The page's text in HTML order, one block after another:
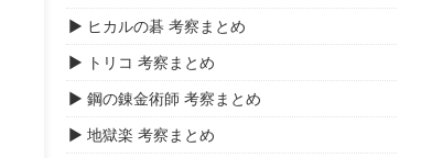
▶ ヒカルの碁 考察まとめ
▶ トリコ 考察まとめ
▶ 鋼の錬金術師 考察まとめ
▶ 地獄楽 考察まとめ